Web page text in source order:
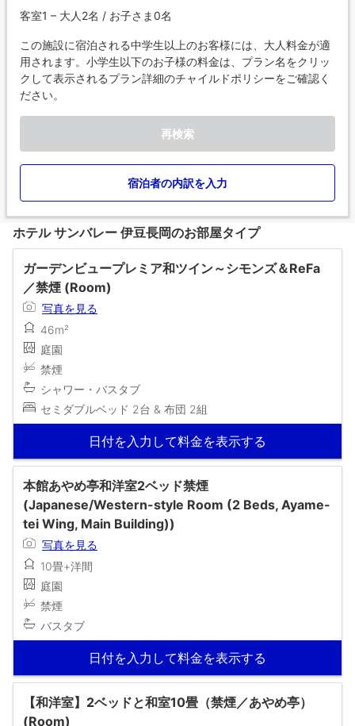
客室1 – 大人2名 / お子さま0名
この施設に宿泊される中学生以上のお客様には、大人料金が適
用されます。小学生以下のお子様の料金は、プラン名をクリッ
クして表示されるプラン詳細のチャイルドポリシーをご確認く
ださい。
再検索
宿泊者の内訳を入力
ホテル サンバレー 伊豆長岡のお部屋タイプ
ガーデンビュープレミア和ツイン～シモンズ＆ReFa
／禁煙 (Room)
写真を見る
46m²
庭園
禁煙
シャワー・バスタブ
セミダブルベッド 2台 & 布団 2組
日付を入力して料金を表示する
本館あやめ亭和洋室2ベッド禁煙
(Japanese/Western-style Room (2 Beds, Ayame-
tei Wing, Main Building))
写真を見る
10畳+洋間
庭園
禁煙
バスタブ
日付を入力して料金を表示する
【和洋室】2ベッドと和室10畳（禁煙／あやめ亭）
(Room)